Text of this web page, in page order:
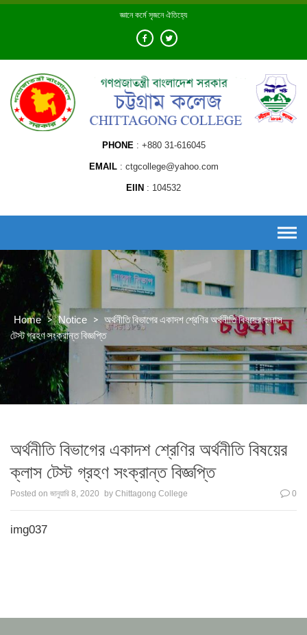
Skip
জ্ঞানে কর্মে সৃজনে ঐতিহ্যে
PHONE +880 31-616045
EMAIL ctgcollege@yahoo.com
EIIN 104532
Home > Notice > অর্থনীতি বিভাগের একাদশ শ্রেণির অর্থনীতি বিষয়ের ক্লাস
টেস্ট গ্রহণ সংক্রান্ত বিজ্ঞপ্তি
অর্থনীতি বিভাগের একাদশ শ্রেণির অর্থনীতি বিষয়ের
ক্লাস টেস্ট গ্রহণ সংক্রান্ত বিজ্ঞপ্তি
Posted on জানুয়ারি 8, 2020 by Chittagong College 0
img037